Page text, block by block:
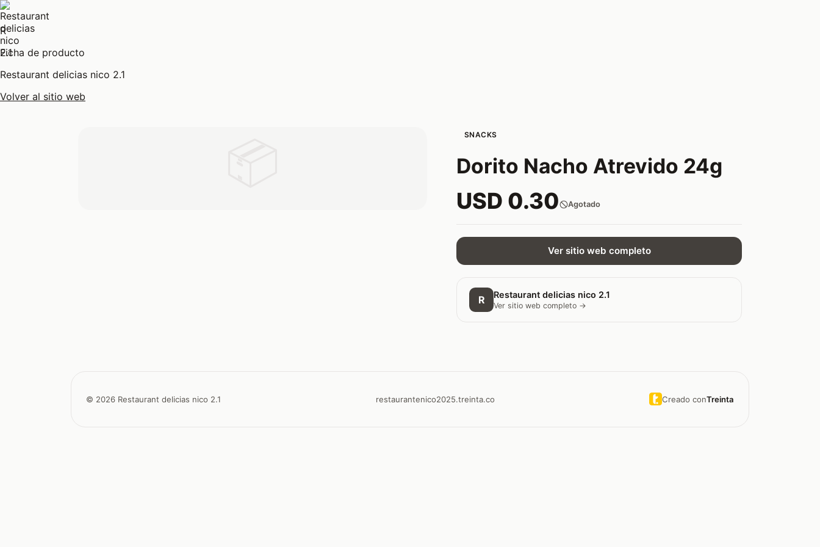
R
Ficha de producto
Restaurant delicias nico 2.1
Volver al sitio web
SNACKS
Dorito Nacho Atrevido 24g
USD 0.30 Agotado
Ver sitio web completo
R Restaurant delicias nico 2.1
Ver sitio web completo →
© 2026 Restaurant delicias nico 2.1 restaurantenico2025.treinta.co Creado conTreinta